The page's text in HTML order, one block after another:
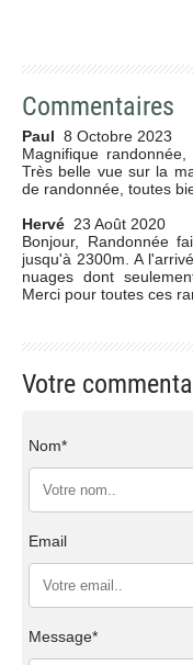
Commentaires
Paul 8 Octobre 2023
Magnifique
Très belle vue sur la
de randonnée, toutes
Hervé 23 Août 2020
Bonjour, Randonnée
jusqu'à 2300m. A
nuages dont
Merci pour toutes ces
Votre
Nom*
Email
Message*